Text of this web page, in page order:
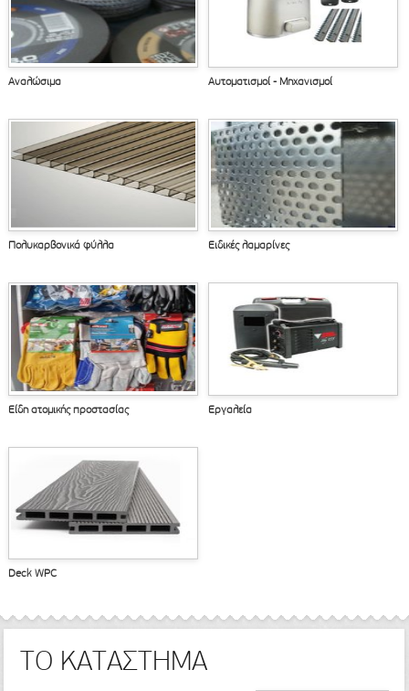
Αναλώσιμα Αυτοματισμοί - Μηχανισμοί
Πολυκαρβονικά φύλλα Ειδικές λαμαρίνες
Είδη ατομικής προστασίας Εργαλεία
Deck WPC
ΤΟ ΚΑΤΑΣΤΗΜΑ